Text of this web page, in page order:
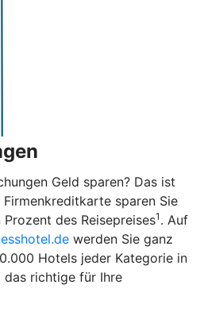
Geld sparen? Das ist
sparen Sie
des Reisepreises1 . Auf
werden Sie ganz
Hotels jeder Kategorie in
das richtige für Ihre